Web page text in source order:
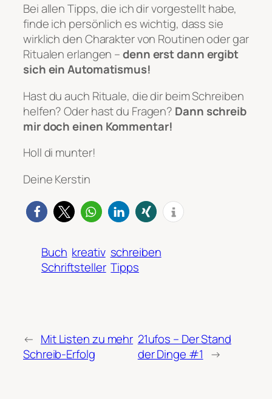
Bei allen Tipps, die ich dir vorgestellt habe,
finde ich persönlich es wichtig, dass sie
wirklich den Charakter von Routinen oder gar
Ritualen erlangen –denn erst dann ergibt
sich ein Automatismus!
Hast du auch Rituale, die dir beim Schreiben
helfen? Oder hast du Fragen? Dann schreib
mir doch einen Kommentar!
Holl di munter!
Deine Kerstin
Buch kreativ schreiben
Schriftsteller Tipps
← Mit Listen zu mehr
Schreib-Erfolg
21ufos – Der Stand
der Dinge #1 →